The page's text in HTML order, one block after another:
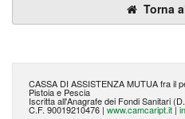
Torna
CASSA DI ASSISTENZA MUTUA fra il
Pistoia e Pescia
Iscritta all'Anagrafe dei Fondi Sanitari
C.F. 90019210476 | www.camcaript.it|